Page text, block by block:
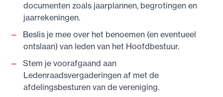
documenten zoals jaarplannen, begrotingen en
jaarrekeningen.
Beslis je mee over het benoemen (en eventueel
ontslaan) van leden van het Hoofdbestuur.
Stem je voorafgaand aan
Ledenraadsvergaderingen af met de
afdelingsbesturen van de vereniging.